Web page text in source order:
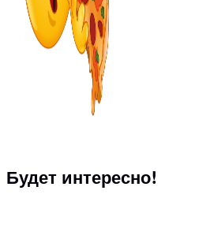
Будет интересно!